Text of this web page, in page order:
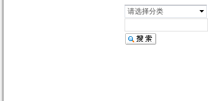
请选择分类